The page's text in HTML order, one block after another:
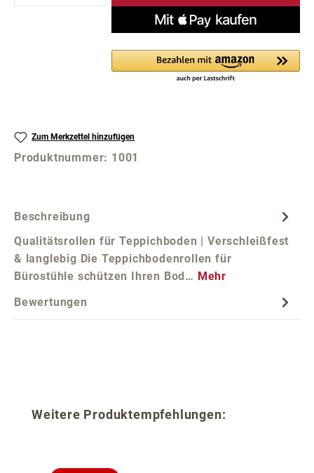
Zum Merkzettel hinzufügen
Produktnummer: 1001
Beschreibung
Qualitätsrollen für Teppichboden | Verschleißfest
& langlebig Die Teppichbodenrollen für
Bürostühle schützen Ihren Bod… Mehr
Bewertungen
Produktgalerie überspringen
Weitere Produktempfehlungen: